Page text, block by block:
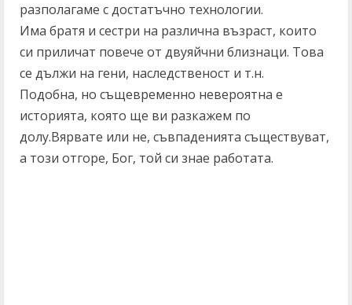
разполагаме с достатъчно технологии.
Има братя и сестри на различна възраст, които
си приличат повече от двуяйчни близнаци. Това
се дължи на гени, наследственост и т.н.
Подобна, но същевременно невероятна е
историята, която ще ви разкажем по
долу.Вярвате или не, съвпаденията съществуват,
а този отгоре, Бог, той си знае работата.